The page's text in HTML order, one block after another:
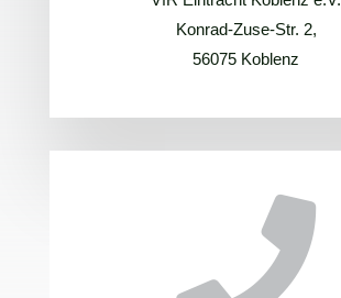
Konrad-Zuse-Str. 2,
56075 Koblenz
